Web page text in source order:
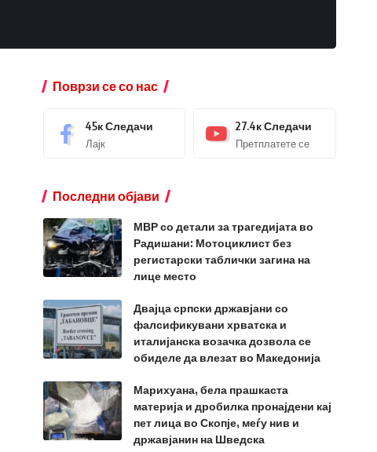
Поврзи се со нас
45кСледачи
Лајк
27.4кСледачи
Претплатете се
Последни објави
МВР со детали за трагедијата во
Радишани: Мотоциклист без
регистарски таблички загина на
лице место
Двајца српски државјани со
фалсификувани хрватска и
италијанска возачка дозвола се
обиделе да влезат во Македонија
Марихуана, бела прашкаста
материја и дробилка пронајдени кај
пет лица во Скопје, меѓу нив и
државјанин на Шведска